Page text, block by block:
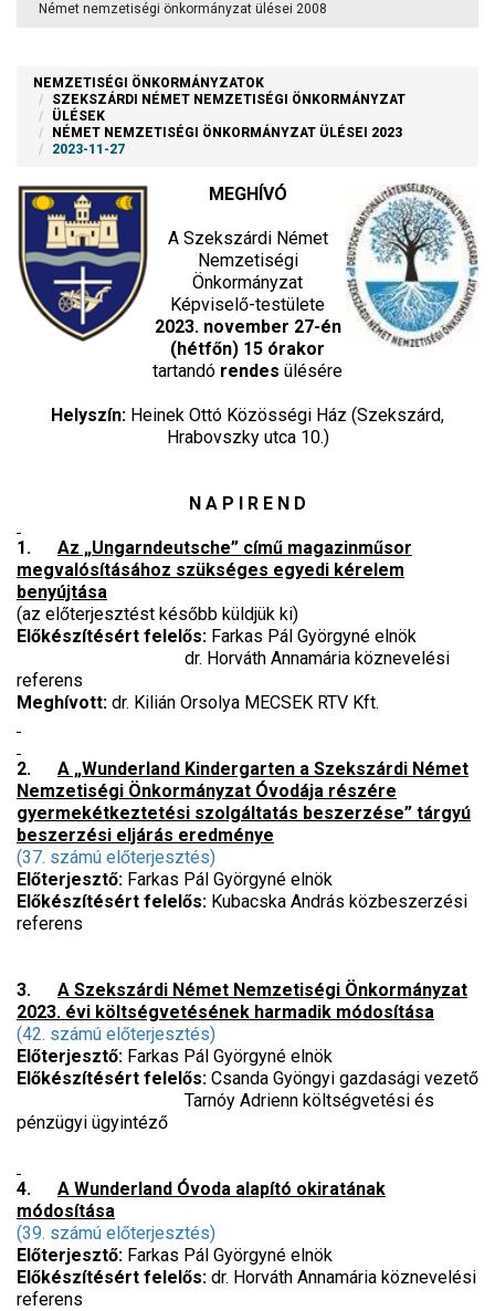
Német nemzetiségi önkormányzat ülései 2008
NEMZETISÉGI ÖNKORMÁNYZATOK
SZEKSZÁRDI NÉMET NEMZETISÉGI ÖNKORMÁNYZAT
ÜLÉSEK
NÉMET NEMZETISÉGI ÖNKORMÁNYZAT ÜLÉSEI 2023
2023-11-27
MEGHÍVÓ
A Szekszárdi Német
Nemzetiségi
Önkormányzat
Képviselő-testülete
2023. november 27-én
(hétfőn) 15 órakor
tartandó rendes ülésére
Helyszín: Heinek Ottó Közösségi Ház (Szekszárd,
Hrabovszky utca 10.)
N A P I R E N D
1. Az „Ungarndeutsche” című magazinműsor
megvalósításához szükséges egyedi kérelem
benyújtása
(az előterjesztést később küldjük ki)
Előkészítésért felelős: Farkas Pál Györgyné elnök
dr. Horváth Annamária köznevelési
referens
Meghívott: dr. Kilián Orsolya MECSEK RTV Kft.
2. A „Wunderland Kindergarten a Szekszárdi Német
Nemzetiségi Önkormányzat Óvodája részére
gyermekétkeztetési szolgáltatás beszerzése” tárgyú
beszerzési eljárás eredménye
(37. számú előterjesztés)
Előterjesztő: Farkas Pál Györgyné elnök
Előkészítésért felelős: Kubacska András közbeszerzési
referens
3. A Szekszárdi Német Nemzetiségi Önkormányzat
2023. évi költségvetésének harmadik módosítása
(42. számú előterjesztés)
Előterjesztő: Farkas Pál Györgyné elnök
Előkészítésért felelős: Csanda Gyöngyi gazdasági vezető
Tarnóy Adrienn költségvetési és
pénzügyi ügyintéző
4. A Wunderland Óvoda alapító okiratának
módosítása
(39. számú előterjesztés)
Előterjesztő: Farkas Pál Györgyné elnök
Előkészítésért felelős: dr. Horváth Annamária köznevelési
referens